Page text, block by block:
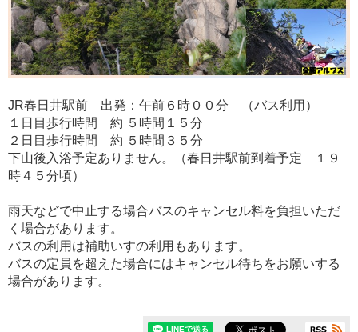
JR春日井駅前 出発：午前６時００分 （バス利用）
１日目歩行時間 約 ５時間１５分
２日目歩行時間 約 ５時間３５分
下山後入浴予定ありません。（春日井駅前到着予定 １９
時４５分頃）
雨天などで中止する場合バスのキャンセル料を負担いただ
く場合があります。
バスの利用は補助いすの利用もあります。
バスの定員を超えた場合にはキャンセル待ちをお願いする
場合があります。